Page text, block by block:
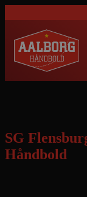
SG
Håndbold